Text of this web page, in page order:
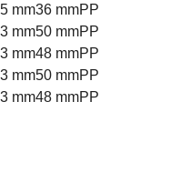
mm36 mmPP
mm50 mmPP
mm48 mmPP
mm50 mmPP
mm48 mmPP